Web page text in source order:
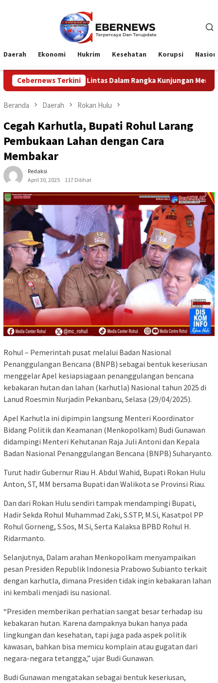
Daerah Ekonomi Hukrim Kesehatan Korupsi
Cebernews Terkini
Dalam Rangka Kunjungan Menteri Pertahanan RI
Beranda Daerah Rokan Hulu
Cegah Karhutla, Bupati Rohul Larang
Pembukaan Lahan dengan Cara
Membakar
Redaksi
April 30, 2025
117 Dilihat
Rohul – Pemerintah pusat melalui Badan Nasional
Penanggulangan Bencana (BNPB) sebagai bentuk keseriusan
menggelar Apel kesiapsiagaan penanggulangan bencana
kebakaran hutan dan lahan (karhutla) Nasional tahun 2025 di
Lanud Roesmin Nurjadin Pekanbaru, Selasa (29/04/2025).
Apel Karhutla ini dipimpin langsung Menteri Koordinator
Bidang Politik dan Keamanan (Menkopolkam) Budi Gunawan
didampingi Menteri Kehutanan Raja Juli Antoni dan Kepala
Badan Nasional Penanggulangan Bencana (BNPB) Suharyanto.
Turut hadir Gubernur Riau H. Abdul Wahid, Bupati Rokan Hulu
Anton, ST, MM bersama Bupati dan Walikota se Provinsi Riau.
Dan dari Rokan Hulu sendiri tampak mendampingi Bupati,
Hadir Sekda Rohul Muhammad Zaki, S.STP, M.Si, Kasatpol PP
Rohul Gorneng, S.Sos, M.Si, Serta Kalaksa BPBD Rohul H.
Ridarmanto.
Selanjutnya, Dalam arahan Menkopolkam menyampaikan
pesan Presiden Republik Indonesia Prabowo Subianto terkait
dengan karhutla, dimana Presiden tidak ingin kebakaran lahan
ini kembali menjadi isu nasional.
“Presiden memberikan perhatian sangat besar terhadap isu
kebakaran hutan. Karena dampaknya bukan hanya pada
lingkungan dan kesehatan, tapi juga pada aspek politik
kawasan, bahkan bisa memicu komplain atau gugatan dari
negara-negara tetangga,” ujar Budi Gunawan.
Budi Gunawan mengatakan sebagai bentuk keseriusan,